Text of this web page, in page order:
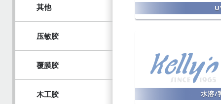
其他
压敏胶
覆膜胶
木工胶 水溶/